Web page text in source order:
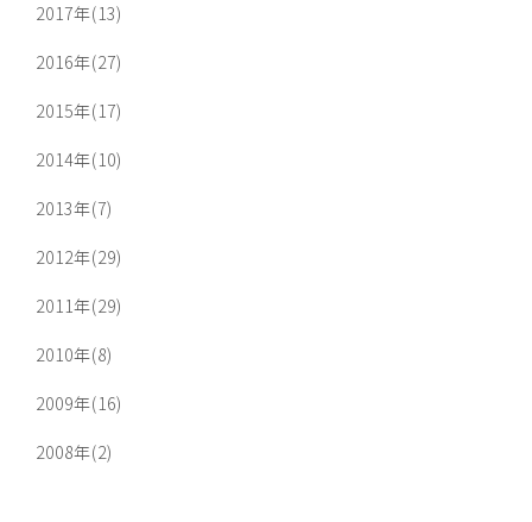
2017年(13)
2016年(27)
2015年(17)
2014年(10)
2013年(7)
2012年(29)
2011年(29)
2010年(8)
2009年(16)
2008年(2)